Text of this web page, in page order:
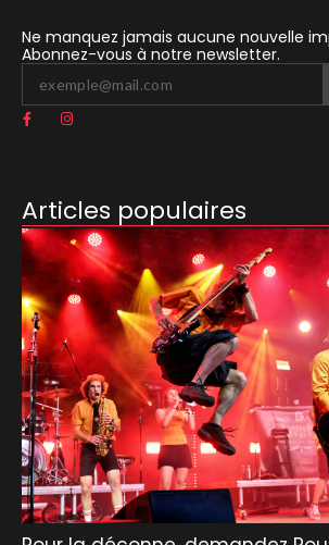
Ne manquez jamais aucune nouvelle
Abonnez-vous à notre newsletter.
Articles populaires